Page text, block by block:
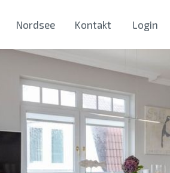
Nordsee Kontakt Login